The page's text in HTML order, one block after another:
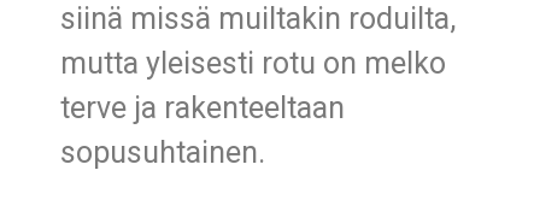
siinä missä muiltakin roduilta,
mutta yleisesti rotu on melko
terve ja rakenteeltaan
sopusuhtainen.